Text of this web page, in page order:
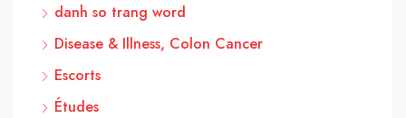
danh so trang word
Disease & Illness, Colon Cancer
Escorts
Études